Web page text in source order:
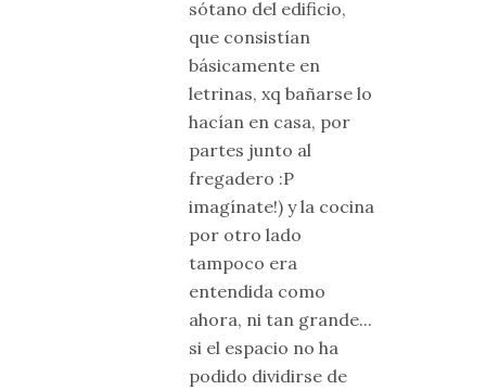
sótano del edificio,
que consistían
básicamente en
letrinas, xq bañarse lo
hacían en casa, por
partes junto al
fregadero :P
imagínate!) y la cocina
por otro lado
tampoco era
entendida como
ahora, ni tan grande...
si el espacio no ha
podido dividirse de